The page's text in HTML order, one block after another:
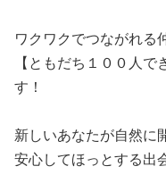
ワクワクでつながれる
【ともだち１００人で
す！
新しいあなたが自然に
安心してほっとする出